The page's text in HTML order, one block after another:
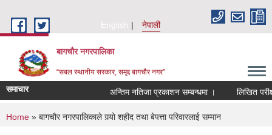
English
नेपाली
बागचौर नगरपालिका
“सबल स्थानीय सरकार, समृद्द बागचौर नगर”
समाचार अन्तिम नतिजा प्रकाशन सम्बन्धमा । लिखित
You are here
Home » बागचौर नगरपालिकाले गर्‍यो शहीद तथा बेपत्ता परिवारलाई सम्मान